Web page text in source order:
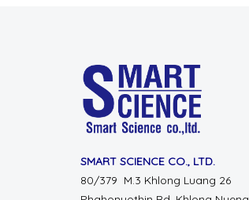
SMART SCIENCE CO., LTD.
80/379 M.3 Khlong Luang 26